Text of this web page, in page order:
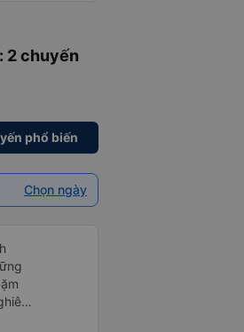
: 2 chuyến
phổ biến
Chọn ngày